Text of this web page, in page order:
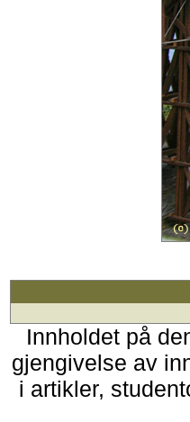
Innholdet på
gjengivelse av
i artikler,